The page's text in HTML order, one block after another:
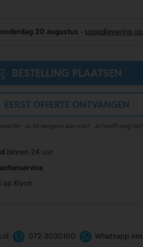
20 augustus spoedlevering
BESTELLING PLAATSEN
EERST OFFERTE ONTVANGEN
· Je zit nergens aan vast · Je hoeft nog
binnen 24 uur
op Kiyoh
072-3030100 Whatsapp